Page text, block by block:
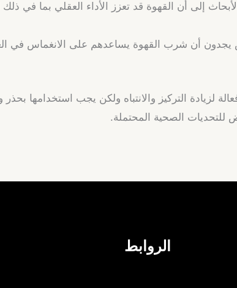
إلى أن القهوة قد تعزز الأداء العقلي بما في ذلك
يجدون أن شرب القهوة يساعدهم على الانغماس في
لزيادة التركيز والانتباه ولكن يجب استخدامها
للتحديات الصحية المحتملة.
الروابط